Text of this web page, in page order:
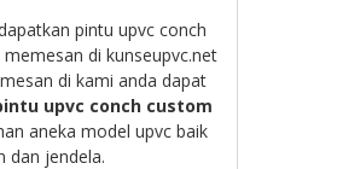
pintu upvc conch
di kunseupvc.net
di kami anda dapat
upvc conch custom
aneka model upvc baik
dan jendela.